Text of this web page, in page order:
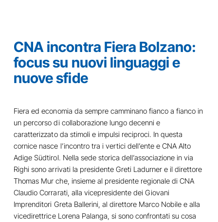
CNA incontra Fiera Bolzano:
focus su nuovi linguaggi e
nuove sfide
Fiera ed economia da sempre camminano fianco a fianco in
un percorso di collaborazione lungo decenni e
caratterizzato da stimoli e impulsi reciproci. In questa
cornice nasce l’incontro tra i vertici dell’ente e CNA Alto
Adige Südtirol. Nella sede storica dell’associazione in via
Righi sono arrivati la presidente Greti Ladurner e il direttore
Thomas Mur che, insieme al presidente regionale di CNA
Claudio Corrarati, alla vicepresidente dei Giovani
Imprenditori Greta Ballerini, al direttore Marco Nobile e alla
vicedirettrice Lorena Palanga, si sono confrontati su cosa